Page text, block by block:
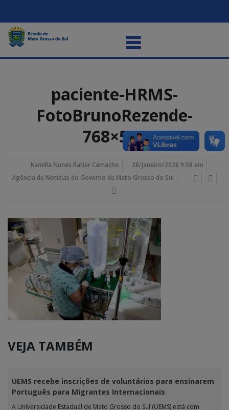
paciente-HRMS-
FotoBrunoRezende-
768×512
Kamilla Nunes Ratier Camacho
28/janeiro/2026 9:58 am
Agência de Noticias do Governo de Mato Grosso do Sul
VEJA TAMBÉM
UEMS recebe inscrições de voluntários para ensinarem
Português para Migrantes Internacionais
A Universidade Estadual de Mato Grosso do Sul (UEMS) está com